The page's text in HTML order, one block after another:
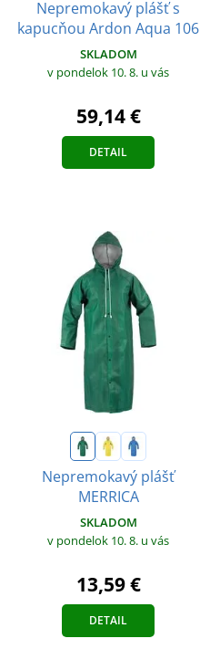
Nepremokavý plášť s
kapucňou Ardon Aqua 106
SKLADOM
v pondelok 10. 8. u vás
59,14 €
DETAIL
Nepremokavý plášť
MERRICA
SKLADOM
v pondelok 10. 8. u vás
13,59 €
DETAIL